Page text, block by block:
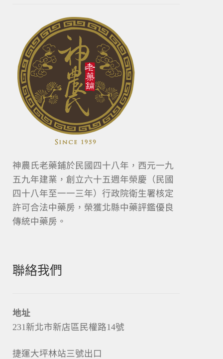
神農氏老藥鋪於民國四十八年，西元一九
五九年建業，創立六十五週年榮慶（民國
四十八年至一一三年）行政院衛生署核定
許可合法中藥房，榮獲北縣中藥評鑑優良
傳統中藥房。
聯絡我們
地址
231新北市新店區民權路14號
捷運大坪林站三號出口